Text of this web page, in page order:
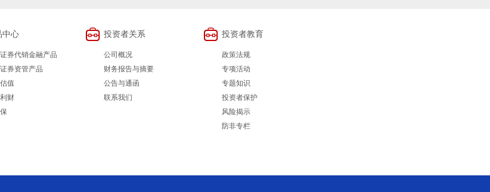
中心
券代销金融产品
券资管产品
值
财
投资者关系
公司概况
财务报告与摘要
公告与通函
联系我们
投资者教育
政策法规
专项活动
专题知识
投资者保护
风险揭示
防非专栏